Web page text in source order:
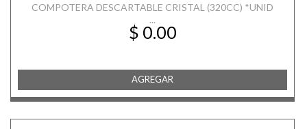
COMPOTERA DESCARTABLE CRISTAL (320CC) *UNID
...
$ 0.00
AGREGAR